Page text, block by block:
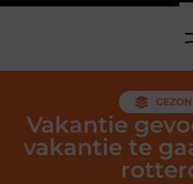
Vakantie
vakantie te